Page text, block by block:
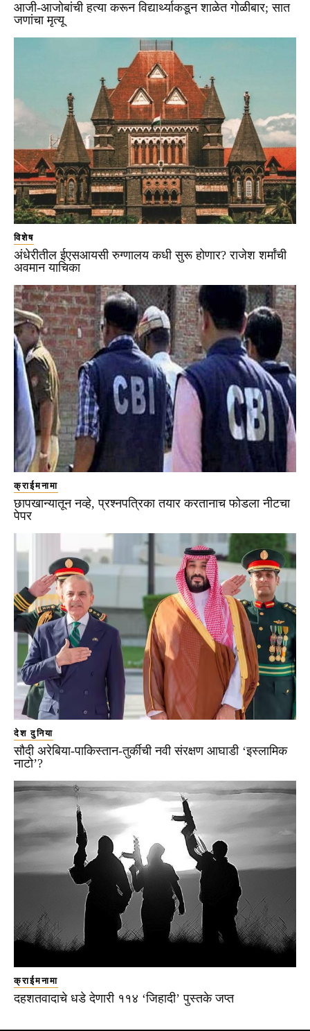
आजी-आजोबांची हत्या करून विद्यार्थ्याकडून शाळेत गोळीबार; सात
जणांचा मृत्यू
विशेष
अंधेरीतील ईएसआयसी रुग्णालय कधी सुरू होणार? राजेश शर्मांची
अवमान याचिका
क्राईमनामा
छापखान्यातून नव्हे, प्रश्नपत्रिका तयार करतानाच फोडला नीटचा
पेपर
देश दुनिया
सौदी अरेबिया-पाकिस्तान-तुर्कीची नवी संरक्षण आघाडी ‘इस्लामिक
नाटो’?
क्राईमनामा
दहशतवादाचे धडे देणारी ११४ ‘जिहादी’ पुस्तके जप्त